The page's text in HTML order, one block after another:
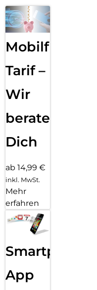
Mobilfunk
Tarif –
Wir
beraten
Dich
ab 14,99 €
inkl. MwSt.
Mehr
erfahren
Smartphone
App